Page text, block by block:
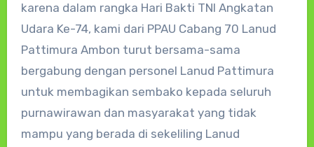
karena dalam rangka Hari Bakti TNI Angkatan
Udara Ke-74, kami dari PPAU Cabang 70 Lanud
Pattimura Ambon turut bersama-sama
bergabung dengan personel Lanud Pattimura
untuk membagikan sembako kepada seluruh
purnawirawan dan masyarakat yang tidak
mampu yang berada di sekeliling Lanud